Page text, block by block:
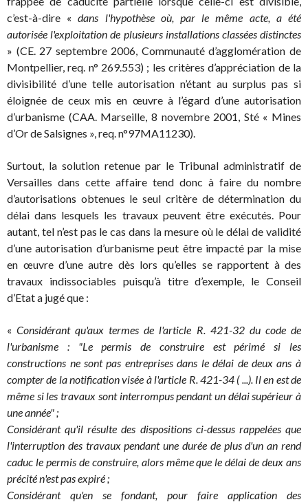
c’est-à-dire «dans l'hypothèse où, par le même acte, a été
autorisée l'exploitation de plusieurs installations classées distinctes
» (CE. 27 septembre 2006, Communauté d’agglomération de
Montpellier, req. n° 269.553) ; les critères d’appréciation de la
divisibilité d’une telle autorisation n’étant au surplus pas si
éloignée de ceux mis en œuvre à l’égard d’une autorisation
d’urbanisme (CAA. Marseille, 8 novembre 2001, Sté « Mines
d’Or de Salsignes », req. n°97MA11230).
Surtout, la solution retenue par le Tribunal administratif de
Versailles dans cette affaire tend donc à faire du nombre
d’autorisations obtenues le seul critère de détermination du
délai dans lesquels les travaux peuvent être exécutés. Pour
autant, tel n’est pas le cas dans la mesure où le délai de validité
d’une autorisation d’urbanisme peut être impacté par la mise
en œuvre d’une autre dès lors qu’elles se rapportent à des
travaux indissociables puisqu’à titre d’exemple, le Conseil
d’Etat a jugé que :
« Considérant qu'aux termes de l'article R. 421-32 du code de
l'urbanisme : "Le permis de construire est périmé si les
constructions ne sont pas entreprises dans le délai de deux ans à
compter de la notification visée à l'article R. 421-34 ( ...). Il en est de
même si les travaux sont interrompus pendant un délai supérieur à
une année" ;
Considérant qu'il résulte des dispositions ci-dessus rappelées que
l'interruption des travaux pendant une durée de plus d'un an rend
caduc le permis de construire, alors même que le délai de deux ans
précité n'est pas expiré ;
Considérant qu'en se fondant, pour faire application des